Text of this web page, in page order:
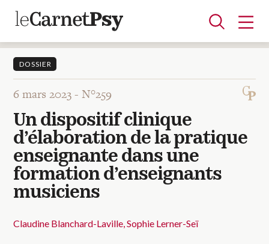
Articles
A la une
Adolescence
Dispositif
Enfance
Périnatalité
Psychanalyse
Psychopathologie
Soin
Dossiers
Auteurs
Blocs-notes
DOSSIER
6 mars 2023 -N°259
Un dispositif clinique
d’élaboration de la pratique
enseignante dans une
formation d’enseignants
musiciens
Claudine Blanchard-Laville Sophie Lerner-Seï